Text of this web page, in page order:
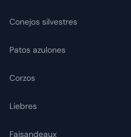
Conejos silvestres
Patos azulones
Corzos
Liebres
Faisandeaux